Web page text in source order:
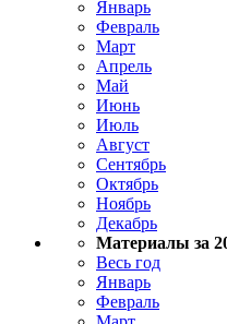
Январь
Февраль
Март
Апрель
Май
Июнь
Июль
Август
Сентябрь
Октябрь
Ноябрь
Декабрь
Материалы за
Весь год
Январь
Февраль